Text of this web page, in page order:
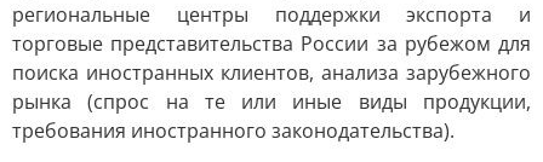
региональные центры поддержки экспорта и
торговые представительства России за рубежом для
поиска иностранных клиентов, анализа зарубежного
рынка (спрос на те или иные виды продукции,
требования иностранного законодательства).